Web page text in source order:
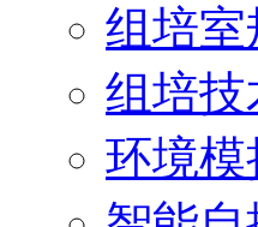
组培室
组培技
环境模